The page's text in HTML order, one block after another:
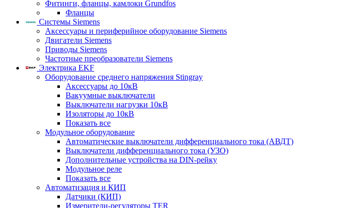
Фитинги, фланцы, камлоки Grundfos
Фланцы
Системы Siemens
Аксессуары и периферийное оборудование Siemens
Двигатели Siemens
Приводы Siemens
Частотные преобразователи Siemens
Электрика EKF
Оборудование среднего напряжения Stingray
Аксессуары до 10кВ
Вакуумные выключатели
Выключатели нагрузки 10кВ
Изоляторы до 10кВ
Показать все
Модульное оборудование
Автоматические выключатели дифференциального тока (АВДТ)
Выключатели дифференциального тока (УЗО)
Дополнительные устройства на DIN-рейку
Модульное реле
Показать все
Автоматизация и КИП
Датчики (КИП)
Измерители-регуляторы TER